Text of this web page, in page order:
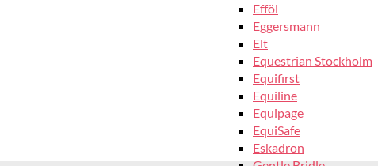
Efföl
Eggersmann
Elt
Equestrian Stockholm
Equifirst
Equiline
Equipage
EquiSafe
Eskadron